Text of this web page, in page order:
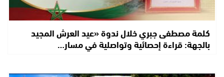
كلمة مصطفى جبري خلال ندوة «عيد العرش المجيد
بالجهة: قراءة إحصائية وتواصلية في مسار…